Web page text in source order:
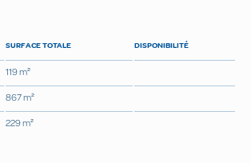
SURFACE TOTALE DISPONIBILITÉ
119 m²
867 m²
229 m²